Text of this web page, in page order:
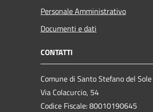
Personale Amministrativo
Documenti e dati
CONTATTI
Comune di Santo Stefano del Sole
Via Colacurcio, 54
Codice Fiscale: 80010190645